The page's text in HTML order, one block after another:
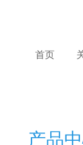
首页
产品